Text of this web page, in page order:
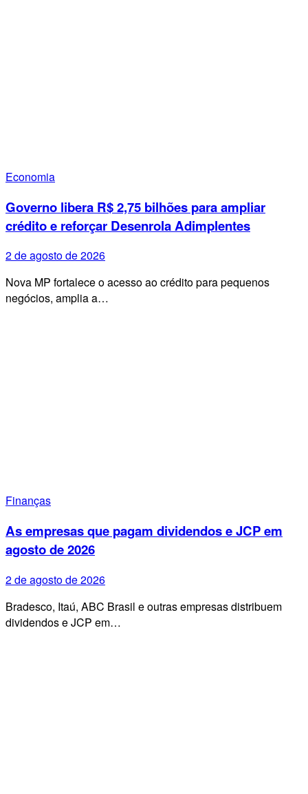
Economia
Governo libera R$ 2,75 bilhões para ampliar
crédito e reforçar Desenrola Adimplentes
2 de agosto de 2026
Nova MP fortalece o acesso ao crédito para pequenos
negócios, amplia a…
Finanças
As empresas que pagam dividendos e JCP em
agosto de 2026
2 de agosto de 2026
Bradesco, Itaú, ABC Brasil e outras empresas distribuem
dividendos e JCP em…